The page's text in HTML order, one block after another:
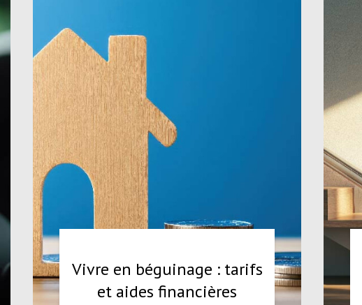
Vivre en béguinage : tarifs
et aides financières